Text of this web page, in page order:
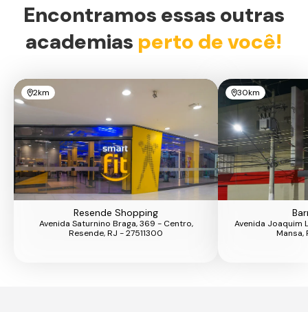
Encontramos essas outras
academias perto de você!
2km
Resende Shopping
Avenida Saturnino Braga, 369 - Centro,
Resende, RJ - 27511300
30km
Avenida Joaquim
Mansa,